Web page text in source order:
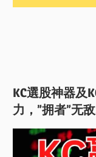
KC選股神器及
力，”拥者”无